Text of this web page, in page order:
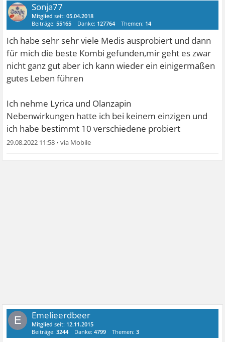
Sonja77
Mitglied seit:05.04.2018
Beiträge:55165 Danke: 127764 Themen: 14
Ich habe sehr sehr viele Medis ausprobiert und dann
für mich die beste Kombi gefunden,mir geht es zwar
nicht ganz gut aber ich kann wieder ein einigermaßen
gutes Leben führen
Ich nehme Lyrica und Olanzapin
Nebenwirkungen hatte ich bei keinem einzigen und
ich habe bestimmt 10 verschiedene probiert
29.08.2022 11:58 •
E Emelieerdbeer
Mitglied seit: 12.11.2015
Beiträge:3244 Danke:4799 Themen:3